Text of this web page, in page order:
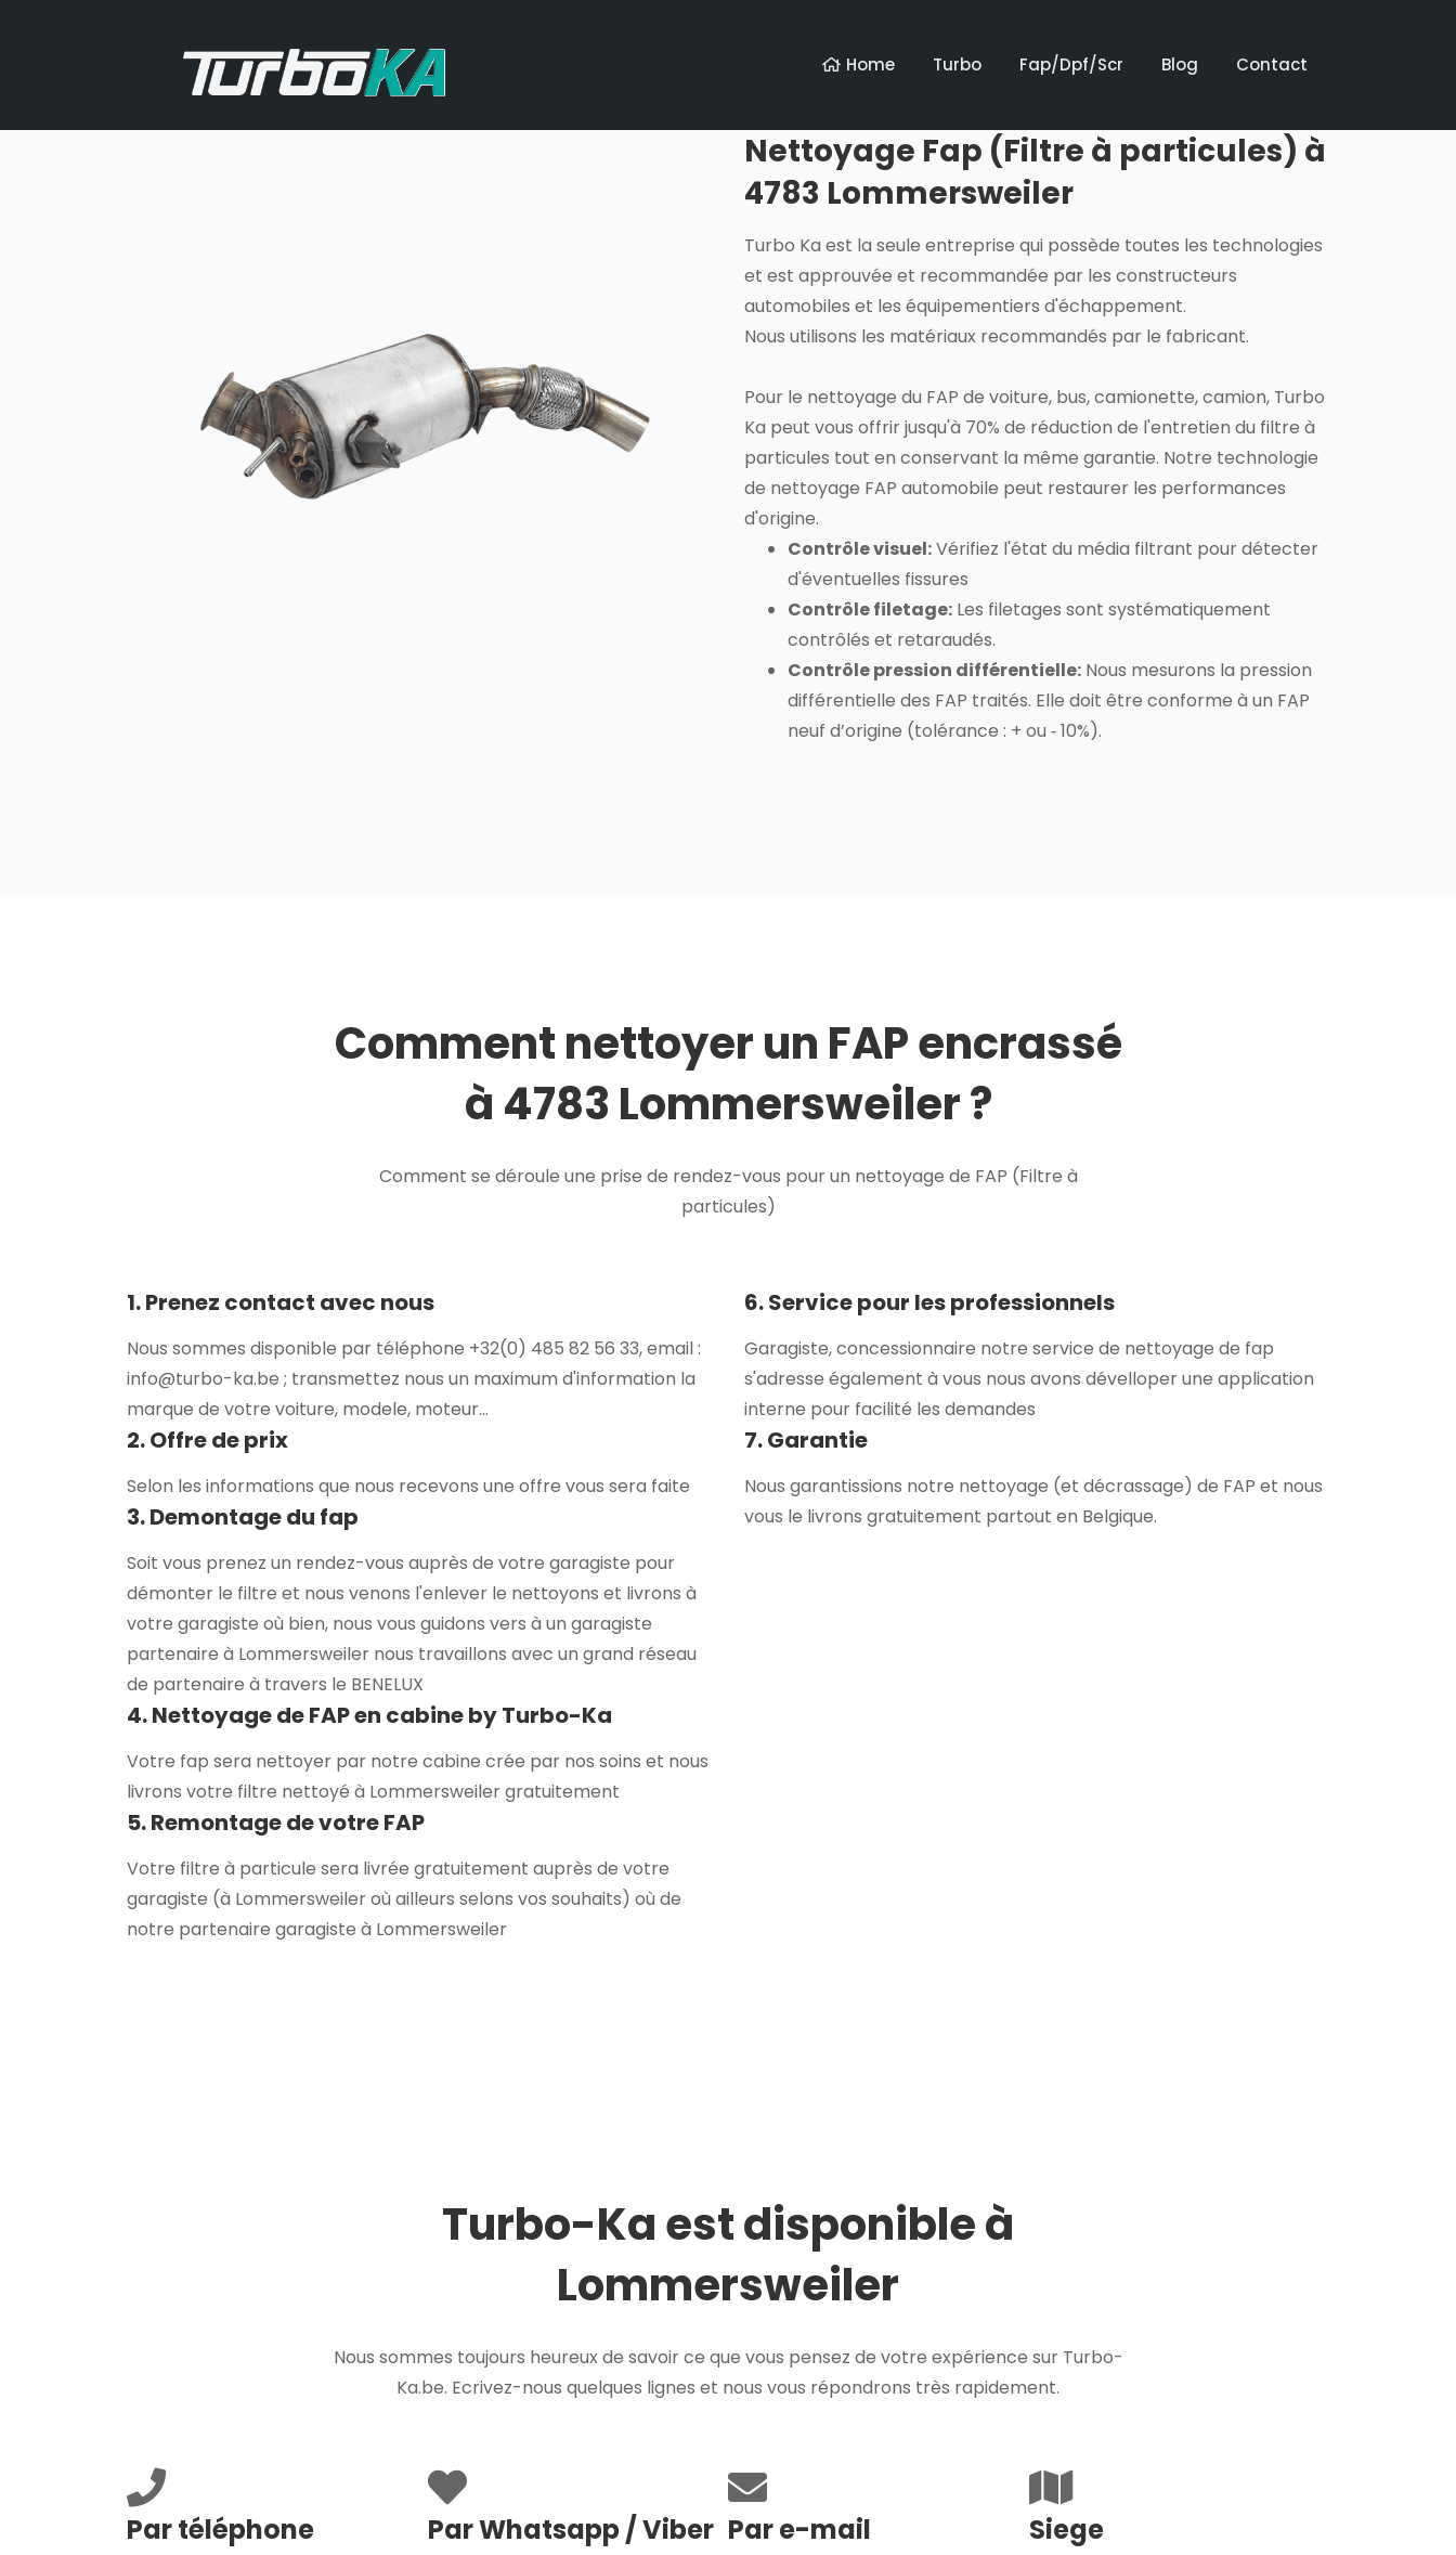
Home Turbo Fap/Dpf/Scr Blog Contact
Nettoyage Fap (Filtre à particules) à
4783 Lommersweiler
Turbo Ka est la seule entreprise qui possède toutes les technologies
et est approuvée et recommandée par les constructeurs
automobiles et les équipementiers d'échappement.
Nous utilisons les matériaux recommandés par le fabricant.
Pour le nettoyage du FAP de voiture, bus, camionette, camion, Turbo
Ka peut vous offrir jusqu'à 70% de réduction de l'entretien du filtre à
particules tout en conservant la même garantie. Notre technologie
de nettoyage FAP automobile peut restaurer les performances
d'origine.
Contrôle visuel:Vérifiez l'état du média filtrant pour détecter
d'éventuelles fissures
Contrôle filetage: Les filetages sont systématiquement
contrôlés et retaraudés.
Contrôle pression différentielle: Nous mesurons la pression
différentielle des FAP traités. Elle doit être conforme à un FAP
neuf d’origine (tolérance : + ou ‐ 10%).
Comment nettoyer un FAP encrassé
à 4783 Lommersweiler ?
Comment se déroule une prise de rendez-vous pour un nettoyage de FAP (Filtre à
particules)
1. Prenez contact avec nous
Nous sommes disponible par téléphone +32(0) 485 82 56 33, email :
info@turbo-ka.be ; transmettez nous un maximum d'information la
marque de votre voiture, modele, moteur...
2. Offre de prix
Selon les informations que nous recevons une offre vous sera faite
3. Demontage du fap
Soit vous prenez un rendez-vous auprès de votre garagiste pour
démonter le filtre et nous venons l'enlever le nettoyons et livrons à
votre garagiste où bien, nous vous guidons vers à un garagiste
partenaire à Lommersweiler nous travaillons avec un grand réseau
de partenaire à travers le BENELUX
4. Nettoyage de FAP en cabine by Turbo-Ka
Votre fap sera nettoyer par notre cabine crée par nos soins et nous
livrons votre filtre nettoyé à Lommersweiler gratuitement
5. Remontage de votre FAP
Votre filtre à particule sera livrée gratuitement auprès de votre
garagiste (à Lommersweiler où ailleurs selons vos souhaits) où de
notre partenaire garagiste à Lommersweiler
6. Service pour les professionnels
Garagiste, concessionnaire notre service de nettoyage de fap
s'adresse également à vous nous avons dévelloper une application
interne pour facilité les demandes
7. Garantie
Nous garantissions notre nettoyage (et décrassage) de FAP et nous
vous le livrons gratuitement partout en Belgique.
Turbo-Ka est disponible à
Lommersweiler
Nous sommes toujours heureux de savoir ce que vous pensez de votre expérience sur Turbo-
Ka.be. Ecrivez-nous quelques lignes et nous vous répondrons très rapidement.
Par téléphone Par Whatsapp / Viber Par e-mail Siege